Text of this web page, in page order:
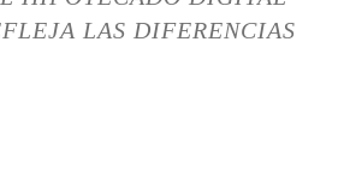
LAS DIFERENCIAS